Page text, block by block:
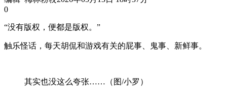
0
“没有版权，便都是版权。”
触乐怪话，每天胡侃和游戏有关的屁事、鬼事、新鲜事。
其实也没这么夸张……（图/小罗）